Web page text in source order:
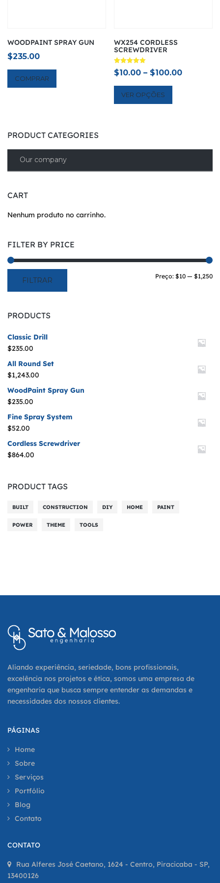
WOODPAINT SPRAY GUN
$235.00
COMPRAR
WX254 CORDLESS
SCREWDRIVER
Avaliação
5.00
$10.00 – $100.00
VER OPÇÕES
PRODUCT CATEGORIES
Our company
CART
Nenhum produto no carrinho.
FILTER BY PRICE
FILTRAR Preço: $10 — $1,250
PRODUCTS
Classic Drill
$235.00
All Round Set
$1,243.00
WoodPaint Spray Gun
$235.00
Fine Spray System
$52.00
Cordless Screwdriver
$864.00
PRODUCT TAGS
BUILT CONSTRUCTION DIY HOME PAINT
POWER THEME TOOLS
Aliando experiência, seriedade, bons profissionais,
excelência nos projetos e ética, somos uma empresa de
engenharia que busca sempre entender as demandas e
necessidades dos nossos clientes.
PÁGINAS
Home
Sobre
Serviços
Portfólio
Blog
Contato
CONTATO
Rua Alferes José Caetano, 1624 - Centro, Piracicaba - SP,
13400126